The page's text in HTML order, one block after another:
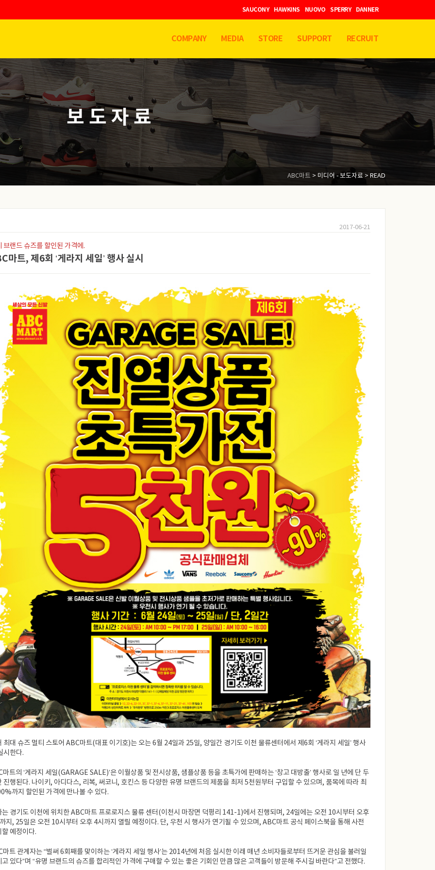
SAUCONY HAWKINS NUOVO SPERRY DANNER
COMPANY MEDIA STORE SUPPORT RECRUIT
보 도 자 료
ABC마트 > 미디어 - 보도자료 > READ
2017-06-21
브랜드 슈즈를 할인된 가격에.
마트, 제6회 ‘게라지 세일’ 행사 실시
최대 슈즈 멀티 스토어 ABC마트(대표 이기호)는 오는 6월 24일과 25일, 양일간 경기도 이천 물류센터에서 제6회 ‘게라지 세일’ 행사
시한다.
마트의 ‘게라지 세일(GARAGE SALE)’은 이월상품 및 전시상품, 샘플상품 등을 초특가에 판매하는 ‘창고 대방출’ 행사로 일 년에 단 두
진행된다. 나이키, 아디다스, 리복, 써코니, 호킨스 등 다양한 유명 브랜드의 제품을 최저 5천원부터 구입할 수 있으며, 품목에 따라 최
까지 할인된 가격에 만나볼 수 있다.
는 경기도 이천에 위치한 ABC마트 프로로지스 물류 센터(이천시 마장면 덕평리 141-1)에서 진행되며, 24일에는 오전 10시부터 오후
지, 25일은 오전 10시부터 오후 4시까지 열릴 예정이다. 단, 우천 시 행사가 연기될 수 있으며, ABC마트 공식 페이스북을 통해 사전
할 예정이다.
마트 관계자는 “벌써 6회째를 맞이하는 ‘게라지 세일 행사’는 2014년에 처음 실시한 이래 매년 소비자들로부터 뜨거운 관심을 불러일
고 있다”며 “유명 브랜드의 슈즈를 합리적인 가격에 구매할 수 있는 좋은 기회인 만큼 많은 고객들이 방문해 주시길 바란다”고 전했다.